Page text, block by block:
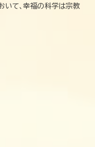
いて、幸福の科学は宗教